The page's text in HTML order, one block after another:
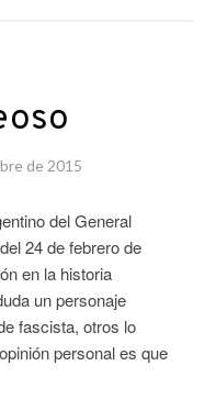
de 2015
del General
24 de febrero de
en la historia
un personaje
fascista, otros lo
personal es que